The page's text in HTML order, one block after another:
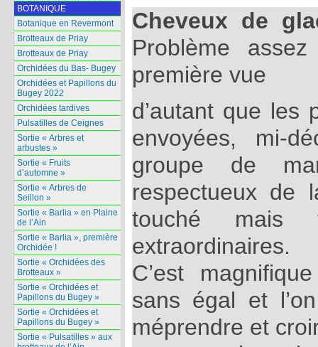
Cheveux de
Problème
première vue
d’autant que les
envoyées, mi-
groupe de
respectueux de
touché mais
extraordinaires.
C’est
sans égal et
méprendre et
BOTANIQUE
Botanique en Revermont
Brotteaux de Priay
Brotteaux de Priay
Orchidées du Bas- Bugey
Orchidées et Papillons du
Bugey 2022
Orchidées tardives
Pulsatilles de Ceignes
Sortie « Arbres et
arbustes »
Sortie « Fruits
d’automne »
Sortie « Arbres de
Seillon »
Sortie « Barlia » en Plaine
de l’Ain
Sortie « Barlia », première
Orchidée !
Sortie « Orchidées des
Brotteaux »
Sortie « Orchidées et
Papillons du Bugey »
Sortie « Orchidées et
Papillons du Bugey »
Sortie « Pulsatilles » aux